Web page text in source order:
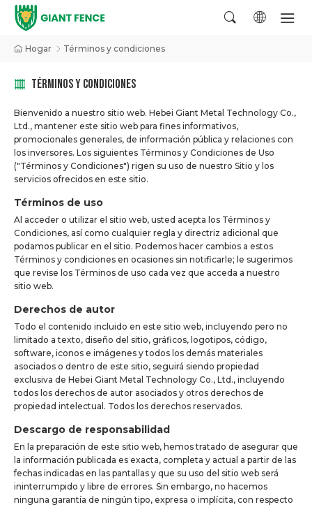
Hogar Términos y condiciones
TÉRMINOS Y CONDICIONES
Bienvenido a nuestro sitio web. Hebei Giant Metal Technology Co.,
Ltd., mantener este sitio web para fines informativos,
promocionales generales, de información pública y relaciones con
los inversores. Los siguientes Términos y Condiciones de Uso
("Términos y Condiciones") rigen su uso de nuestro Sitio y los
servicios ofrecidos en este sitio.
Términos de uso
Al acceder o utilizar el sitio web, usted acepta los Términos y
Condiciones, así como cualquier regla y directriz adicional que
podamos publicar en el sitio. Podemos hacer cambios a estos
Términos y condiciones en ocasiones sin notificarle; le sugerimos
que revise los Términos de uso cada vez que acceda a nuestro
sitio web.
Derechos de autor
Todo el contenido incluido en este sitio web, incluyendo pero no
limitado a texto, diseño del sitio, gráficos, logotipos, código,
software, iconos e imágenes y todos los demás materiales
asociados o dentro de este sitio, seguirá siendo propiedad
exclusiva de Hebei Giant Metal Technology Co., Ltd., incluyendo
todos los derechos de autor asociados y otros derechos de
propiedad intelectual. Todos los derechos reservados.
Descargo de responsabilidad
En la preparación de este sitio web, hemos tratado de asegurar que
la información publicada es exacta, completa y actual a partir de las
fechas indicadas en las pantallas y que su uso del sitio web será
ininterrumpido y libre de errores. Sin embargo, no hacemos
ninguna garantía de ningún tipo, expresa o implícita, con respecto